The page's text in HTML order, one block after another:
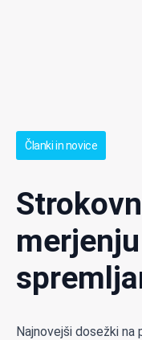
Članki in novice
Najnovejši dosežki na